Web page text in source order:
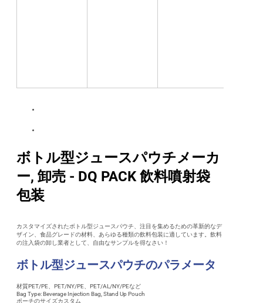
ボトル型ジュースパウチメーカ
ー, 卸売 - DQ PACK 飲料噴射袋
包装
カスタマイズされたボトル型ジュースパウチ、注目を集めるための革新的なデ
ザイン、食品グレードの材料、あらゆる種類の飲料包装に適しています。飲料
の注入袋の卸し業者として、自由なサンプルを得なさい！
ボトル型ジュースパウチのパラメータ
材質PET/PE、PET/NY/PE、PET/AL/NY/PEなど
Bag Type: Beverage Injection Bag, Stand Up Pouch
ポーチのサイズカスタム